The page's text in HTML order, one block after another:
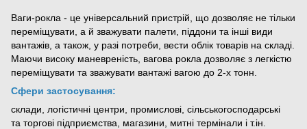
Ваги-рокла - це універсальний пристрій, що дозволяє не тільки
переміщувати, а й зважувати палети, піддони та інші види
вантажів, а також, у разі потреби, вести облік товарів на складі.
Маючи високу маневреність, вагова рокла дозволяє з легкістю
переміщувати та зважувати вантажі вагою до 2-х тонн.
Сфери застосування:
склади, логістичні центри, промислові, сільськогосподарські
та торгові підприємства, магазини, митні термінали і т.ін.